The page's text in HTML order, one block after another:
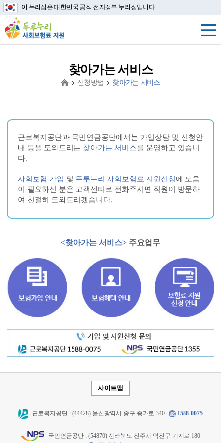
이 누리집은 대한민국 공식 전자정부 누리집입니다.
찾아가는 서비스
신청방법 찾아가는 서비스
근로복지공단과 국민연금공단에서는 가입상담 및 신청안
내 등을 도와드리는 찾아가는 서비스를 운영하고 있습니
다.
사회보험 가입 및 두루누리 사회보험료 지원신청에 도움
이 필요하신 분은 고객센터로 전화주시면 직원이 방문하
여 친절히 도와드리겠습니다.
<찾아가는 서비스> 주요업무
사이트맵
근로복지공단 : (44428) 울산광역시 중구 종가로 340 1588-0075
국민연금공단 : (54870) 전라북도 전주시 덕진구 기지로 180